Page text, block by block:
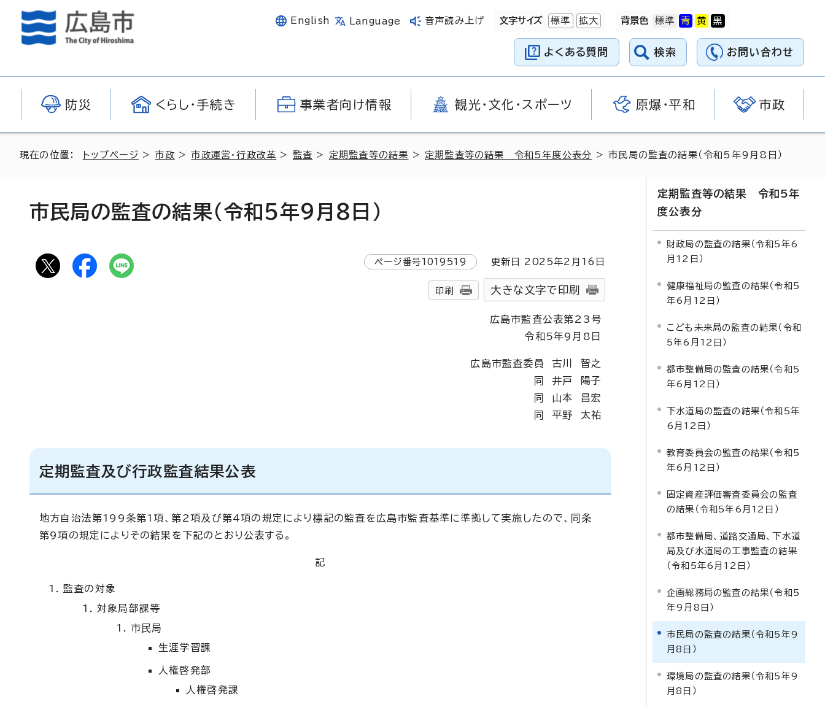
English Language 音声読み上げ 文字サイズ 標準 拡大 背景色
よくある質問 検索 お問い合わせ
防災 くらし・手続き 事業者向け情報 観光・文化・スポーツ 原爆・平和 市政
現在の位置： トップページ >市政 >市政運営・行政改革 > 監査 > 定期監査等の結果 > 定期監査等の結果 令和5年度公表分 > 市民局の監査の結果（令和5年9月8日）
市民局の監査の結果（令和5年9月8日）
ページ番号1019519 更新日 2025年2月 16 日
印刷 大きな文字で印刷
広島市監査公表第23号
令和5年9月8日
広島市監査委員 古川 智之
同 井戸 陽子
同 山本 昌宏
同 平野 太祐
定期監査及び行政監査結果公表
地方自治法第199条第1項、第2項及び第4項の規定により標記の監査を広島市監査基準に準拠して実施したので、同条
第9項の規定によりその結果を下記のとおり公表する。
記
監査の対象
対象局部課等
市民局
生涯学習課
人権啓発部
人権啓発課
定期監査等の結果 令和5年
度公表分
財政局の監査の結果（令和5年6
月12日）
健康福祉局の監査の結果（令和5
年6月12日）
こども未来局の監査の結果（令和
5年6月12日）
都市整備局の監査の結果（令和5
年6月12日）
下水道局の監査の結果（令和5年
6月12日）
教育委員会の監査の結果（令和5
年6月12日）
固定資産評価審査委員会の監査
の結果（令和5年6月12日）
都市整備局、道路交通局、下水道
局及び水道局の工事監査の結果
（令和5年6月12日）
企画総務局の監査の結果（令和5
年9月8日）
市民局の監査の結果（令和5年9
月8日）
環境局の監査の結果（令和5年9
月8日）